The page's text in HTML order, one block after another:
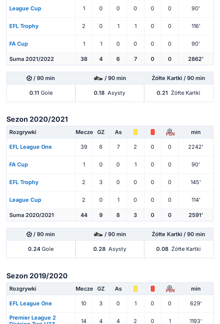
League Cup 1 0 0 0 0 0 90'
EFL Trophy 2 0 1 1 0 0 116'
FA Cup 1 1 0 0 0 0 90'
Suma 2021/2022 38 4 6 7 0 0 2862'
/ 90 min / 90 min Żółte Kartki / 90 min
0.11 Gole 0.18 Asysty 0.21 Żółte Kartki
Sezon 2020/2021
Rozgrywki Mecze GZ As PEN min
EFL League One 39 6 7 2 0 0 2242'
FA Cup 1 0 0 1 0 0 90'
EFL Trophy 2 3 0 0 0 0 145'
League Cup 2 0 1 0 0 0 114'
Suma 2020/2021 44 9 8 3 0 0 2591'
/ 90 min / 90 min Żółte Kartki / 90 min
0.24 Gole 0.28 Asysty 0.08 Żółte Kartki
Sezon 2019/2020
Rozgrywki Mecze GZ As PEN min
EFL League One 10 3 0 1 0 0 629'
Premier League 2
14 4 4 2 0 1 1193'